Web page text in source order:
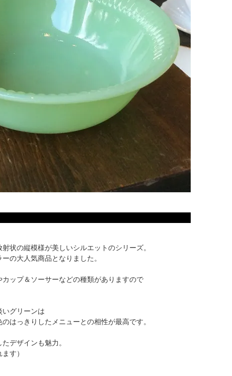
状の縦模様が美しいシルエットのシリーズ。
の大人気商品となりました。
ップ＆ソーサーなどの種類がありますので
いグリーンは
はっきりしたメニューとの相性が最高です。
デザインも魅力。
す）